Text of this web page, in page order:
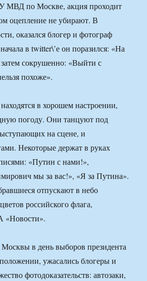
МВД по Москве, акция проходит
оцепление не убирают. В
оказался блогер и фотограф
в twitter\’е он поразился: «На
сокрушенно: «Выйти с
похоже».
в хорошем настроении,
погоду. Они танцуют под
на сцене, и
Некоторые держат в руках
«Путин с нами!»,
мы за вас!», «Я за Путина».
отпускают в небо
российского флага,
«Новости».
в день выборов президента
ужасались блогеры и
фотодоказательств: автозаки,